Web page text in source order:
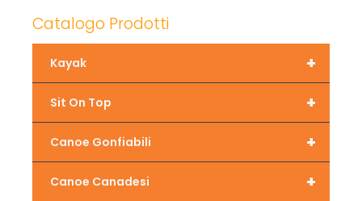
Catalogo Prodotti
+
Kayak
+
Sit On Top
+
Canoe Gonfiabili
+
Canoe Canadesi